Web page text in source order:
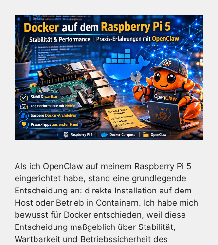
Als ich OpenClaw auf meinem Raspberry Pi 5
eingerichtet habe, stand eine grundlegende
Entscheidung an: direkte Installation auf dem
Host oder Betrieb in Containern. Ich habe mich
bewusst für Docker entschieden, weil diese
Entscheidung maßgeblich über Stabilität,
Wartbarkeit und Betriebssicherheit des